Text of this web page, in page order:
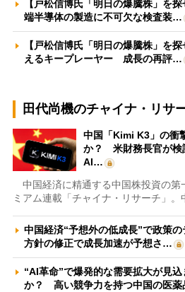
【戸松信博氏「明日の爆騰株」を
端半導体の製造に不可欠な検査装…
【戸松信博氏「明日の爆騰株」を
えるキープレーヤー 成長の再評…
田代尚機のチャイナ・リサ
中国「Kimi K3」の衝
か？ 米財務長官が検
AI…
中国経済に精通する中国株投資の第
ミアム連載「チャイナ・リサーチ」
中国経済“予想外の低成長”で政策
方針の修正で成長加速が予想さ…
“AI革命”で爆発的な需要拡大が見
か？ 高い競争力を持つ中国の医